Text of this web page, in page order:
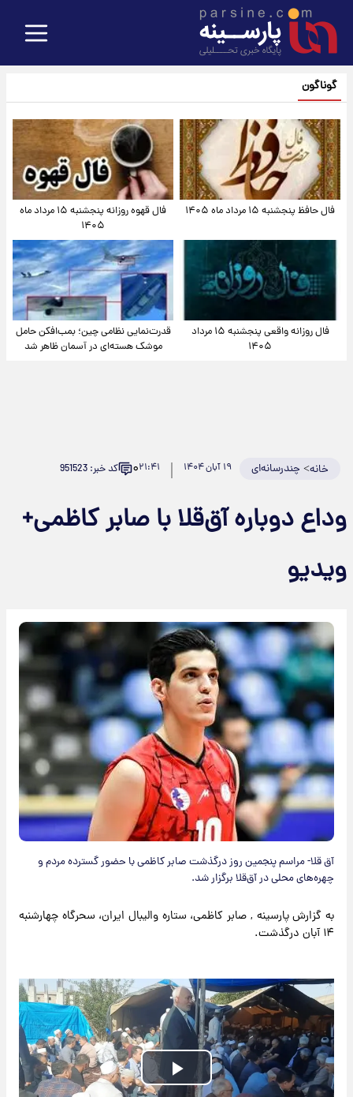
گوناگون
فال حافظ پنجشنبه ۱۵ مرداد ماه ۱۴۰۵
فال قهوه روزانه پنجشنبه ۱۵ مرداد ماه
۱۴۰۵
فال روزانه واقعی پنجشنبه ۱۵ مرداد
۱۴۰۵
قدرت‌نمایی نظامی چین؛ بمب‌افکن حامل
موشک هسته‌ای در آسمان ظاهر شد
خانه> چندرسانه‌ای ۱۹ آبان ۱۴۰۴ ۲۱:۴۱۰ کد خبر: 951523
وداع دوباره آق‌قلا با صابر کاظمی+
ویدیو
آق قلا- مراسم پنجمین روز درگذشت صابر کاظمی با حضور گسترده مردم و
چهره‌های محلی در آق‌قلا برگزار شد.
به گزارش پارسینه , صابر کاظمی، ستاره والیبال ایران، سحرگاه چهارشنبه
۱۴ آبان درگذشت.
Play